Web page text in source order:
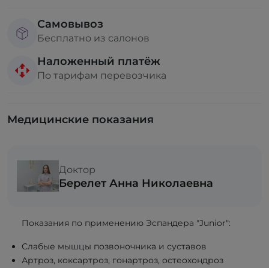
Самовывоз
Бесплатно из салонов
Наложенный платёж
По тарифам перевозчика
Медицинские показания
Доктор
Берелет Анна Николаевна
Показания по применению Эспандера "Junior":
Слабые мышцы позвоночника и суставов
Артроз, коксартроз, гонартроз, остеохондроз